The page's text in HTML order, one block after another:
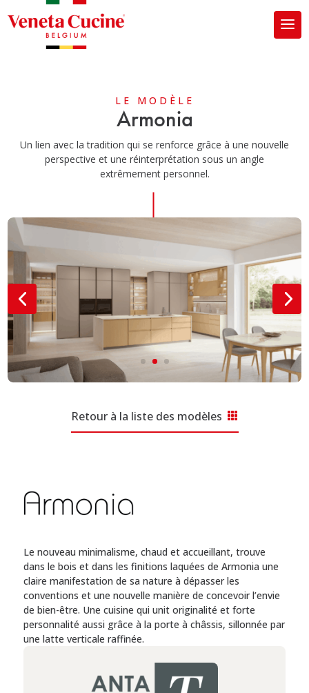
Prendre un rendez-vous
LE MODÈLE
Armonia
Un lien avec la tradition qui se renforce grâce à une nouvelle
perspective et une réinterprétation sous un angle
extrêmement personnel.
Retour à la liste des modèles
Le nouveau minimalisme, chaud et accueillant, trouve
dans le bois et dans les finitions laquées de Armonia une
claire manifestation de sa nature à dépasser les
conventions et une nouvelle manière de concevoir l’envie
de bien-être. Une cuisine qui unit originalité et forte
personnalité aussi grâce à la porte à châssis, sillonnée par
une latte verticale raffinée.